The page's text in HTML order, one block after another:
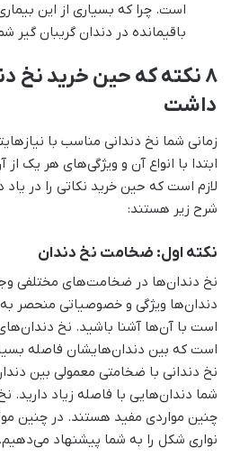
است. چرا که بسیاری از این
باقیمانده در دندان گریبان گیر
8 نکته که حین خرید نخ
داشت
زمانی شما نخ دندانی مناسب با
ابتدا با انواع آن و ویژگی‌های هر یک
لازم است که حین خرید نکاتی را در
شرح زیر هستند:
نکته اول: ضخامت نخ دندان
نخ دندان‌ها در ضخامت‌های مختلفی
دندان‌ها ویژگی و خصوصیاتی منحصر به
است با آن‌ها آشنا باشید. نخ
است که بین دندان‌هایشان فاصله
نخ دندانی با ضخامتی معمولی بین
شما دندان‌هایی با فاصله زیاد دارید.
چنین مواردی مفید هستند. در چنین
نواری شکل را به شما پیشنهاد می‌دهیم.